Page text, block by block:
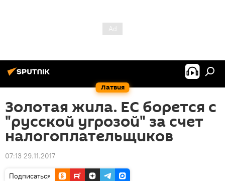
Латвия
Золотая жила. ЕС борется с
"русской угрозой" за счет
налогоплательщиков
07:13 29.11.2017
Подписаться